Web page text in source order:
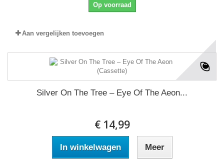
Op voorraad
Aan vergelijken toevoegen
Silver On The Tree ‎– Eye Of The Aeon...
€ 14,99
In winkelwagen Meer